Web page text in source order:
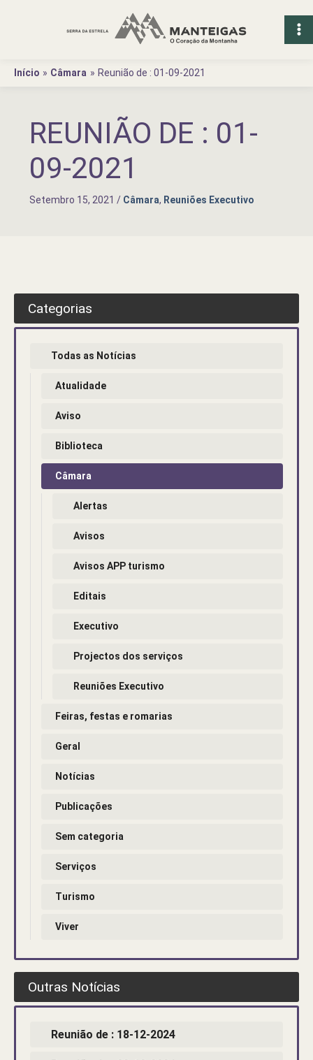
Início
Câmara Reunião de : 01-09-2021
REUNIÃO DE : 01-
09-2021
Setembro 15, 2021 / Câmara, Reuniões Executivo
Categorias
Todas as Notícias
Atualidade
Aviso
Biblioteca
Câmara
Alertas
Avisos
Avisos APP turismo
Editais
Executivo
Projectos dos serviços
Reuniões Executivo
Feiras, festas e romarias
Geral
Notícias
Publicações
Sem categoria
Serviços
Turismo
Viver
Outras Notícias
Reunião de : 18-12-2024